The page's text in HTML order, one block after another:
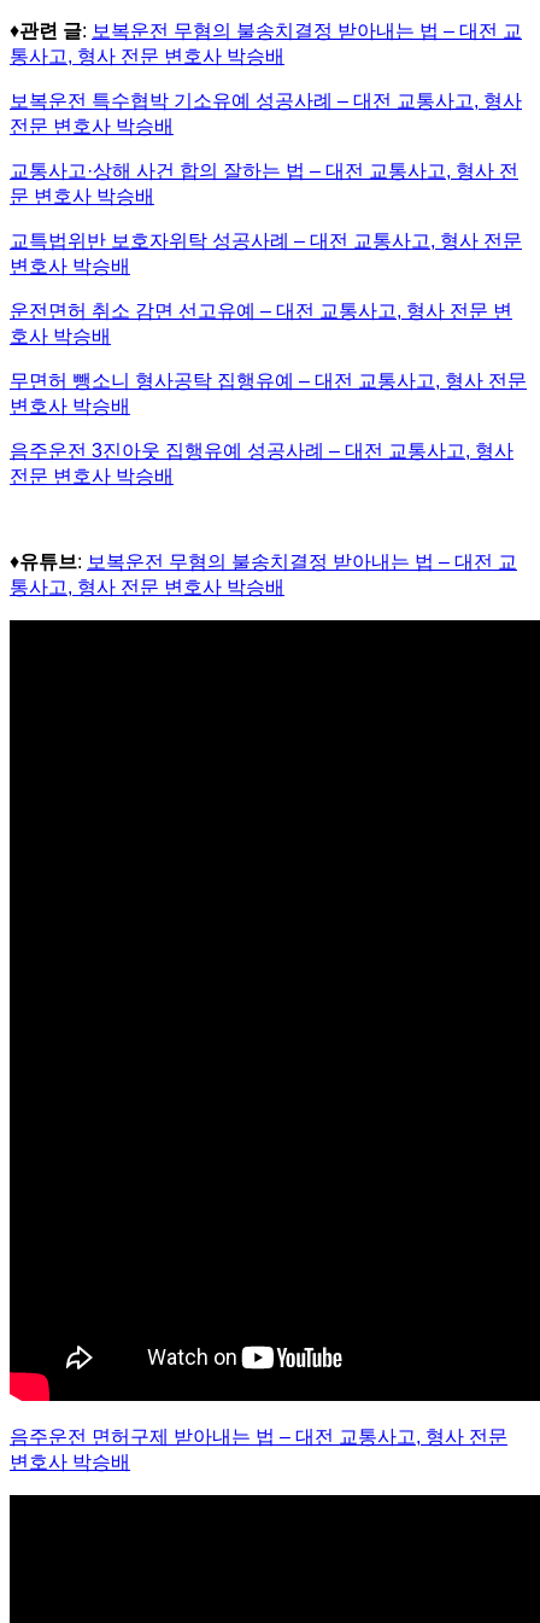
♦관련 글: 보복운전 무혐의 불송치결정 받아내는 법 – 대전 교
통사고, 형사 전문 변호사 박승배
보복운전 특수협박 기소유예 성공사례 – 대전 교통사고, 형사
전문 변호사 박승배
교통사고·상해 사건 합의 잘하는 법 – 대전 교통사고, 형사 전
문 변호사 박승배
교특법위반 보호자위탁 성공사례 – 대전 교통사고, 형사 전문
변호사 박승배
운전면허 취소 감면 선고유예 – 대전 교통사고, 형사 전문 변
호사 박승배
무면허 뺑소니 형사공탁 집행유예 – 대전 교통사고, 형사 전문
변호사 박승배
음주운전 3진아웃 집행유예 성공사례 – 대전 교통사고, 형사
전문 변호사 박승배
♦유튜브: 보복운전 무혐의 불송치결정 받아내는 법 – 대전 교
통사고, 형사 전문 변호사 박승배
음주운전 면허구제 받아내는 법 – 대전 교통사고, 형사 전문
변호사 박승배